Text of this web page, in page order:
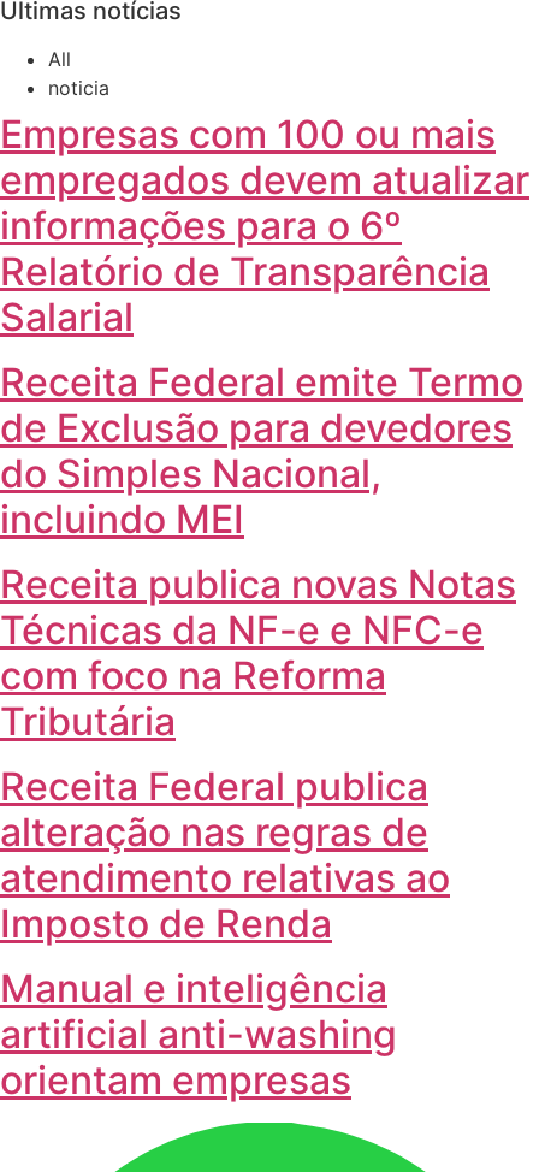
Últimas notícias
All
noticia
Empresas com 100 ou mais
empregados devem atualizar
informações para o 6º
Relatório de Transparência
Salarial
Receita Federal emite Termo
de Exclusão para devedores
do Simples Nacional,
incluindo MEI
Receita publica novas Notas
Técnicas da NF-e e NFC-e
com foco na Reforma
Tributária
Receita Federal publica
alteração nas regras de
atendimento relativas ao
Imposto de Renda
Manual e inteligência
artificial anti-washing
orientam empresas